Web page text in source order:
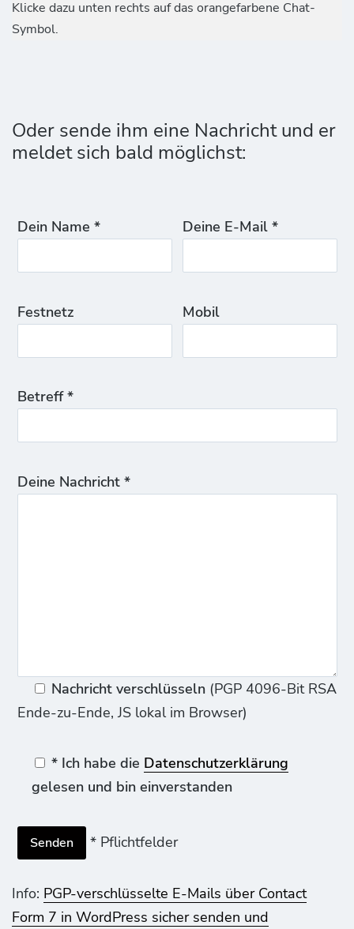
Klicke dazu unten rechts auf das orangefarbene Chat-
Symbol.
Oder sende ihm eine Nachricht und er
meldet sich bald möglichst:
Dein Name * Deine E-Mail *
Festnetz Mobil
Betreff *
Deine Nachricht *
Nachricht verschlüsseln(PGP 4096-Bit RSA
Ende-zu-Ende, JS lokal im Browser)
* Ich habe die Datenschutzerklärung
gelesen und bin einverstanden
* Pflichtfelder
Info: PGP-verschlüsselte E-Mails über Contact
Form 7 in WordPress sicher senden und